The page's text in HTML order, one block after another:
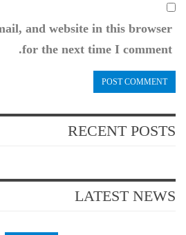
and website in this browser
for the next time I comment.
RECENT POSTS
LATEST NEWS